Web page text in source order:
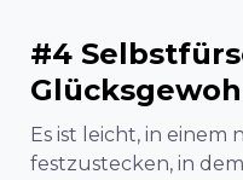
#4
Es ist leicht, in einem
festzustecken, in